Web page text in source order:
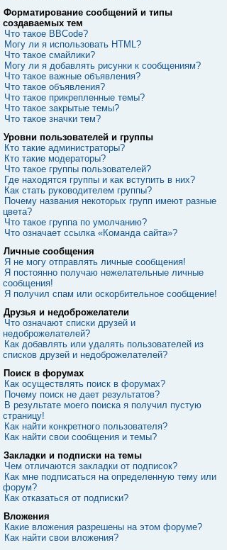
Форматирование сообщений и типы
создаваемых тем
Что такое BBCode?
Могу ли я использовать HTML?
Что такое смайлики?
Могу ли я добавлять рисунки к сообщениям?
Что такое важные объявления?
Что такое объявления?
Что такое прикрепленные темы?
Что такое закрытые темы?
Что такое значки тем?
Уровни пользователей и группы
Кто такие администраторы?
Кто такие модераторы?
Что такое группы пользователей?
Где находятся группы и как вступить в них?
Как стать руководителем группы?
Почему названия некоторых групп имеют разные
цвета?
Что такое группа по умолчанию?
Что означает ссылка «Команда сайта»?
Личные сообщения
Я не могу отправлять личные сообщения!
Я постоянно получаю нежелательные личные
сообщения!
Я получил спам или оскорбительное сообщение!
Друзья и недоброжелатели
Что означают списки друзей и
недоброжелателей?
Как добавлять или удалять пользователей из
списков друзей и недоброжелателей?
Поиск в форумах
Как осуществлять поиск в форумах?
Почему поиск не дает результатов?
В результате моего поиска я получил пустую
страницу!
Как найти конкретного пользователя?
Как найти свои сообщения и темы?
Закладки и подписки на темы
Чем отличаются закладки от подписок?
Как мне подписаться на определенную тему или
форум?
Как отказаться от подписки?
Вложения
Какие вложения разрешены на этом форуме?
Как найти свои вложения?